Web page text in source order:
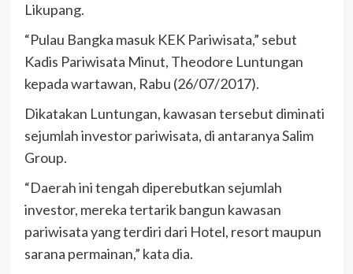
Likupang.
“Pulau Bangka masuk KEK Pariwisata,” sebut
Kadis Pariwisata Minut, Theodore Luntungan
kepada wartawan, Rabu (26/07/2017).
Dikatakan Luntungan, kawasan tersebut diminati
sejumlah investor pariwisata, di antaranya Salim
Group.
“Daerah ini tengah diperebutkan sejumlah
investor, mereka tertarik bangun kawasan
pariwisata yang terdiri dari Hotel, resort maupun
sarana permainan,” kata dia.